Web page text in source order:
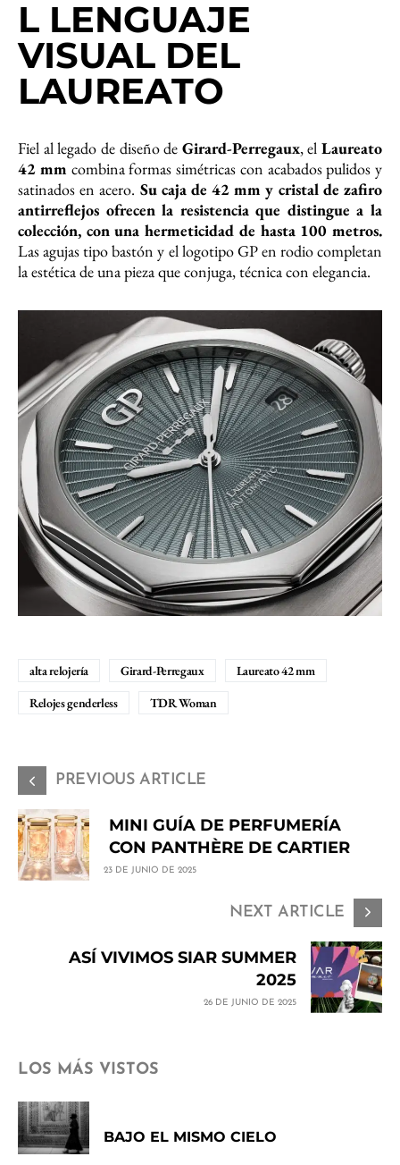
L LENGUAJE
VISUAL DEL
LAUREATO
Fiel al legado de diseño de Girard-Perregaux, el Laureato
42 mm combina formas simétricas con acabados pulidos y
satinados en acero. Su caja de 42 mm y cristal de zafiro
antirreflejos ofrecen la resistencia que distingue a la
colección, con una hermeticidad de hasta 100 metros.
Las agujas tipo bastón y el logotipo GP en rodio completan
la estética de una pieza que conjuga, técnica con elegancia.
alta relojería Girard-Perregaux
Laureato 42 mm
Relojes genderless
TDR Woman
PREVIOUS ARTICLE
MINI GUÍA DE PERFUMERÍA
CON PANTHÈRE DE CARTIER
23 DE JUNIO DE 2025
NEXT ARTICLE
ASÍ VIVIMOS SIAR SUMMER
2025
26 DE JUNIO DE 2025
LOS MÁS VISTOS
BAJO EL MISMO CIELO